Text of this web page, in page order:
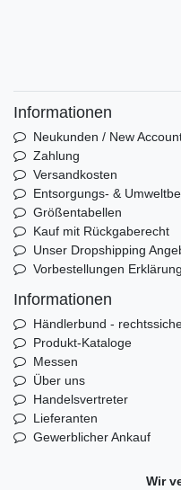
Informationen
Neukunden / New
Zahlung
Versandkosten
Entsorgungs- &
Größentabellen
Kauf mit Rückgaberecht
Unser Dropshipping
Vorbestellungen Erklärung
Informationen
Händlerbund -
Produkt-Kataloge
Messen
Über uns
Handelsvertreter
Lieferanten
Gewerblicher Ankauf
Wir